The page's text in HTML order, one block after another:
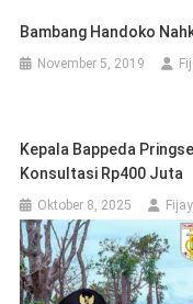
Bambang Handoko
November 5, 2019
Kepala Bappeda
Konsultasi Rp400 Juta
Oktober 8, 2025 Fijay